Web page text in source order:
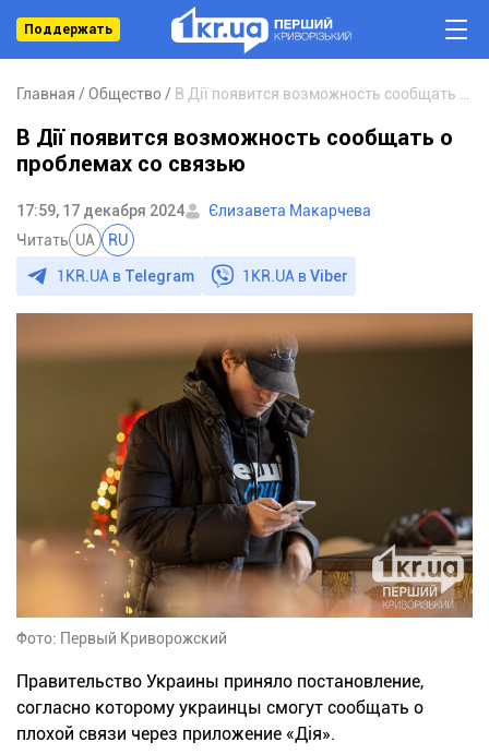
Поддержать
Главная Общество
В Дії появится возможность сообщать о
проблемах со связью
17:59, 17 декабря 2024
Єлизавета Макарчева
Читать UA RU
1KR.UA в Telegram 1KR.UA вViber
Фото: Первый Криворожский
Правительство Украины приняло постановление,
согласно которому украинцы смогут сообщать о
плохой связи через приложение «Дія».